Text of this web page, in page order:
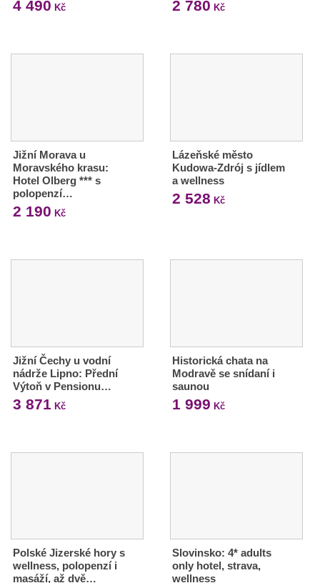
4 490 Kč 2 780 Kč
Jižní Morava u
Moravského krasu:
Hotel Olberg *** s
polopenzí…
2 190 Kč
Lázeňské město
Kudowa-Zdrój s jídlem
a wellness
2 528 Kč
Jižní Čechy u vodní
nádrže Lipno: Přední
Výtoň v Pensionu…
3 871 Kč
Historická chata na
Modravě se snídaní i
saunou
1 999 Kč
Polské Jizerské hory s
wellness, polopenzí i
masáží, až dvě…
Slovinsko: 4* adults
only hotel, strava,
wellness